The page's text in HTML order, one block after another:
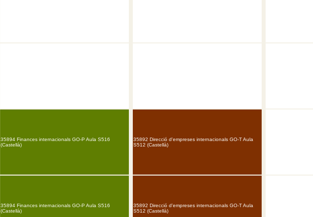
35894 Finances internacionals GO-P Aula S516
(Castellà)
35894 Finances internacionals GO-P Aula S516
(Castellà)
35892 Direcció d'empreses internacionals GO-T Aula
S512 (Castellà)
35892 Direcció d'empreses internacionals GO-T Aula
S512 (Castellà)